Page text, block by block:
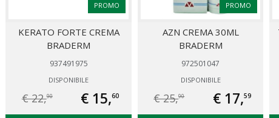
PROMO
KERATO FORTE CREMA
BRADERM
937491975
DISPONIBILE
€ 22,90 € 15,60
PROMO
AZN CREMA 30ML
BRADERM
972501047
DISPONIBILE
€ 25,90 € 17,59